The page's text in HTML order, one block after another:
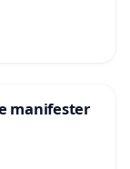
manifester